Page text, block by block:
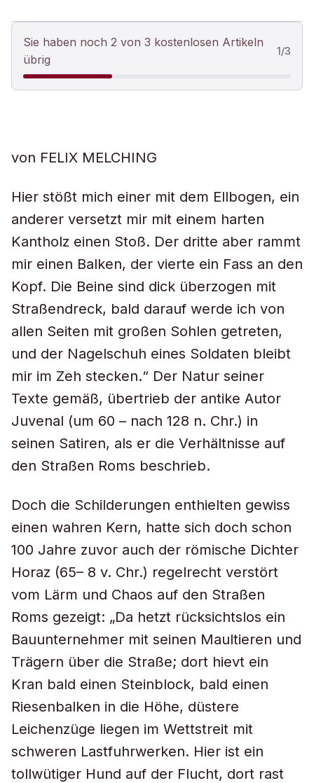
Sie haben noch 2 von 3 kostenlosen Artikeln
übrig
1/3
von FELIX MELCHING
Hier stößt mich einer mit dem Ellbogen, ein
anderer versetzt mir mit einem harten
Kantholz einen Stoß. Der dritte aber rammt
mir einen Balken, der vierte ein Fass an den
Kopf. Die Beine sind dick überzogen mit
Straßendreck, bald darauf werde ich von
allen Seiten mit großen Sohlen getreten,
und der Nagelschuh eines Soldaten bleibt
mir im Zeh stecken.“ Der Natur seiner
Texte gemäß, übertrieb der antike Autor
Juvenal (um 60 – nach 128 n. Chr.) in
seinen Satiren, als er die Verhältnisse auf
den Straßen Roms beschrieb.
Doch die Schilderungen enthielten gewiss
einen wahren Kern, hatte sich doch schon
100 Jahre zuvor auch der römische Dichter
Horaz (65– 8 v. Chr.) regelrecht verstört
vom Lärm und Chaos auf den Straßen
Roms gezeigt: „Da hetzt rücksichtslos ein
Bauunternehmer mit seinen Maultieren und
Trägern über die Straße; dort hievt ein
Kran bald einen Steinblock, bald einen
Riesenbalken in die Höhe, düstere
Leichenzüge liegen im Wettstreit mit
schweren Lastfuhrwerken. Hier ist ein
tollwütiger Hund auf der Flucht, dort rast